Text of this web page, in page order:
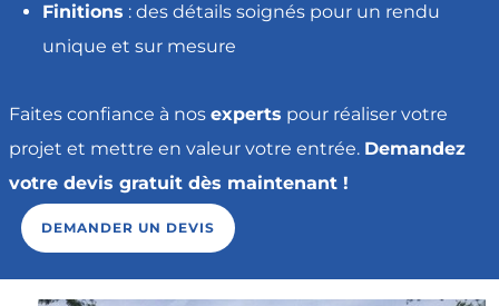
Finitions : des détails soignés pour un rendu
unique et sur mesure
Faites confiance à nos experts pour réaliser votre
projet et mettre en valeur votre entrée. Demandez
votre devis gratuit dès maintenant !
DEMANDER UN DEVIS